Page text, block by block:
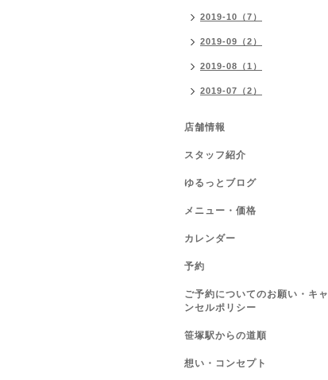
2019-10（7）
2019-09（2）
2019-08（1）
2019-07（2）
店舗情報
スタッフ紹介
ゆるっとブログ
メニュー・価格
カレンダー
予約
ご予約についてのお願い・キャ
ンセルポリシー
笹塚駅からの道順
想い・コンセプト